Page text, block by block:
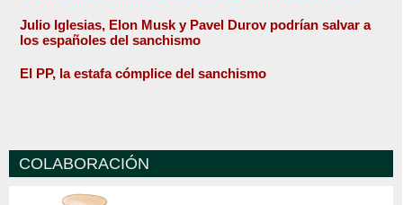
Julio Iglesias, Elon Musk y Pavel Durov podrían salvar a
los españoles del sanchismo
El PP, la estafa cómplice del sanchismo
COLABORACIÓN